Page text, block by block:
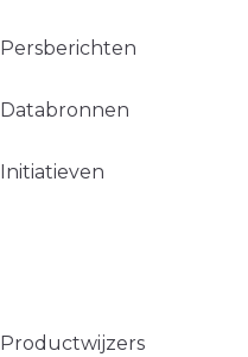
Persberichten
Databronnen
Initiatieven
Productwijzers